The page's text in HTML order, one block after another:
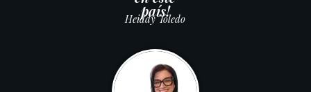
país!
Heiddy Toledo